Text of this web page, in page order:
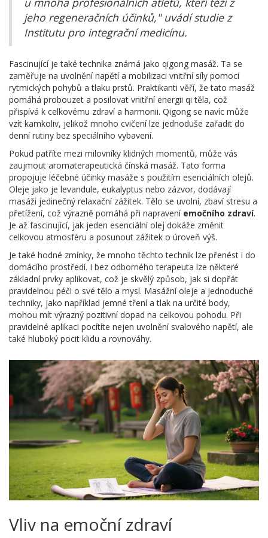
jeho regeneračních účinků," uvádí studie z
Institutu pro integrační medicínu.
Fascinující je také technika známá jako qigong masáž. Ta se
zaměřuje na uvolnění napětí a mobilizaci vnitřní síly pomocí
rytmických pohybů a tlaku prstů. Praktikanti věří, že tato masáž
pomáhá probouzet a posilovat vnitřní energii qi těla, což
přispívá k celkovému zdraví a harmonii. Qigong se navíc může
vzít kamkoliv, jelikož mnoho cvičení lze jednoduše zařadit do
denní rutiny bez speciálního vybavení.
Pokud patříte mezi milovníky klidných momentů, může vás
zaujmout aromaterapeutická čínská masáž. Tato forma
propojuje léčebné účinky masáže s použitím esenciálních olejů.
Oleje jako je levandule, eukalyptus nebo zázvor, dodávají
masáži jedinečný relaxační zážitek. Tělo se uvolní, zbaví stresu a
přetížení, což výrazně pomáhá při napravení emočního zdraví.
Je až fascinující, jak jeden esenciální olej dokáže změnit
celkovou atmosféru a posunout zážitek o úroveň výš.
Je také hodné zmínky, že mnoho těchto technik lze přenést i do
domácího prostředí. I bez odborného terapeuta lze některé
základní prvky aplikovat, což je skvělý způsob, jak si dopřát
pravidelnou péči o své tělo a mysl. Masážní oleje a jednoduché
techniky, jako například jemné tření a tlak na určité body,
mohou mít výrazný pozitivní dopad na celkovou pohodu. Při
pravidelné aplikaci pocítíte nejen uvolnění svalového napětí, ale
také hluboký pocit klidu a rovnováhy.
Vliv na emoční zdraví